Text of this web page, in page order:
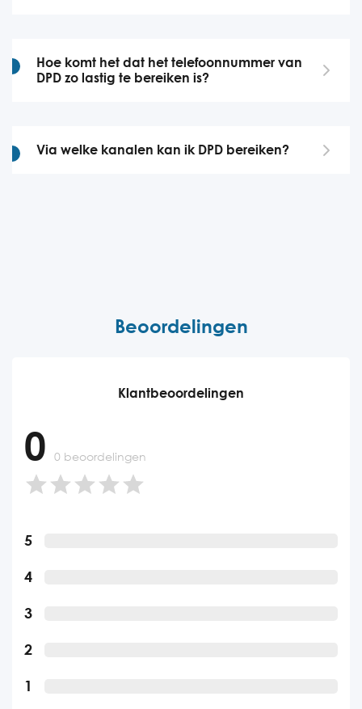
Hoe komt het dat het telefoonnummer van
DPD zo lastig te bereiken is?
Via welke kanalen kan ik DPD bereiken?
Beoordelingen
Klantbeoordelingen
5
4
3
2
1
0 0 beoordelingen